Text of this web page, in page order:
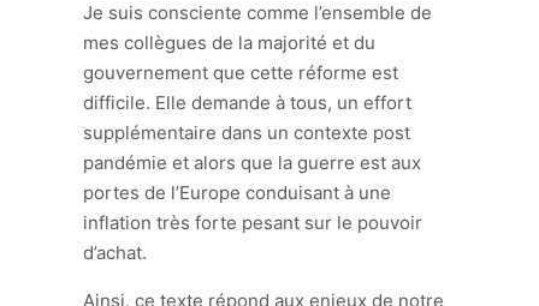
Je suis consciente comme l’ensemble de
mes collègues de la majorité et du
gouvernement que cette réforme est
difficile. Elle demande à tous, un effort
supplémentaire dans un contexte post
pandémie et alors que la guerre est aux
portes de l’Europe conduisant à une
inflation très forte pesant sur le pouvoir
d’achat.
Ainsi, ce texte répond aux enjeux de notre